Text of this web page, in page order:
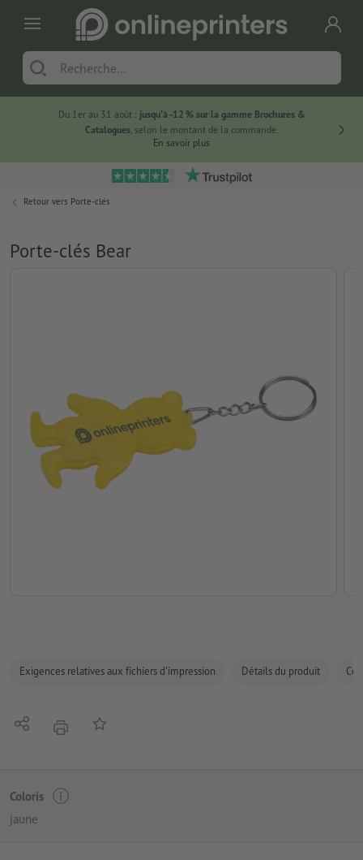
Du 1er au 31 août : jusqu’à -12 % sur la gamme Brochures &
Catalogues, selon le montant de la commande.
En savoir plus
Retour vers Porte-clés
Porte-clés Bear
Exigences relatives aux fichiers d'impression Détails du produit
PartagerimprimerAjouter à liste d'article
Coloris
jaune